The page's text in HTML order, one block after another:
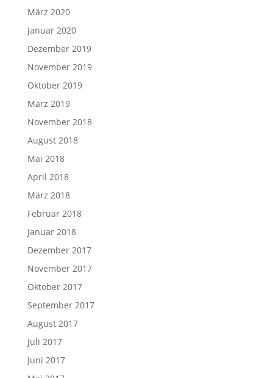
März 2020
Januar 2020
Dezember 2019
November 2019
Oktober 2019
März 2019
November 2018
August 2018
Mai 2018
April 2018
März 2018
Februar 2018
Januar 2018
Dezember 2017
November 2017
Oktober 2017
September 2017
August 2017
Juli 2017
Juni 2017